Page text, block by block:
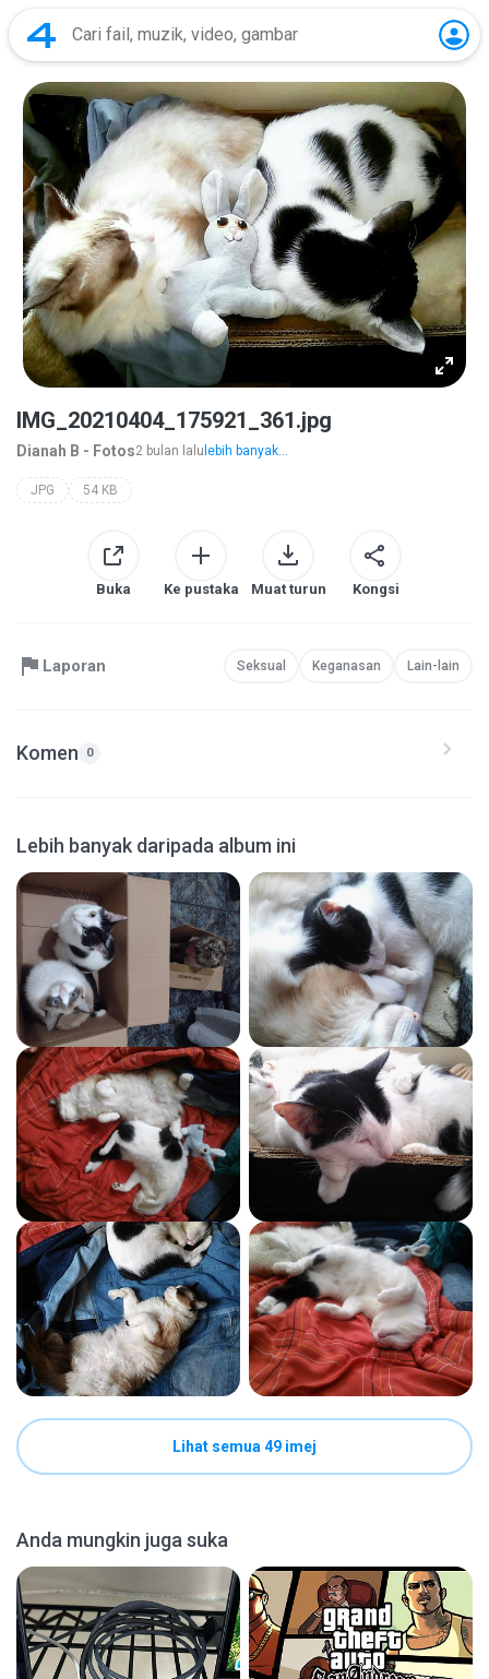
IMG_20210404_175921_361.jpg
Dianah B - Fotos2 bulan lalu lebih banyak...
JPG 54 KB
Buka Ke pustaka Muat turun Kongsi
Laporan Seksual Keganasan Lain-lain
Komen 0
Lebih banyak daripada album ini
Lihat semua 49 imej
Anda mungkin juga suka